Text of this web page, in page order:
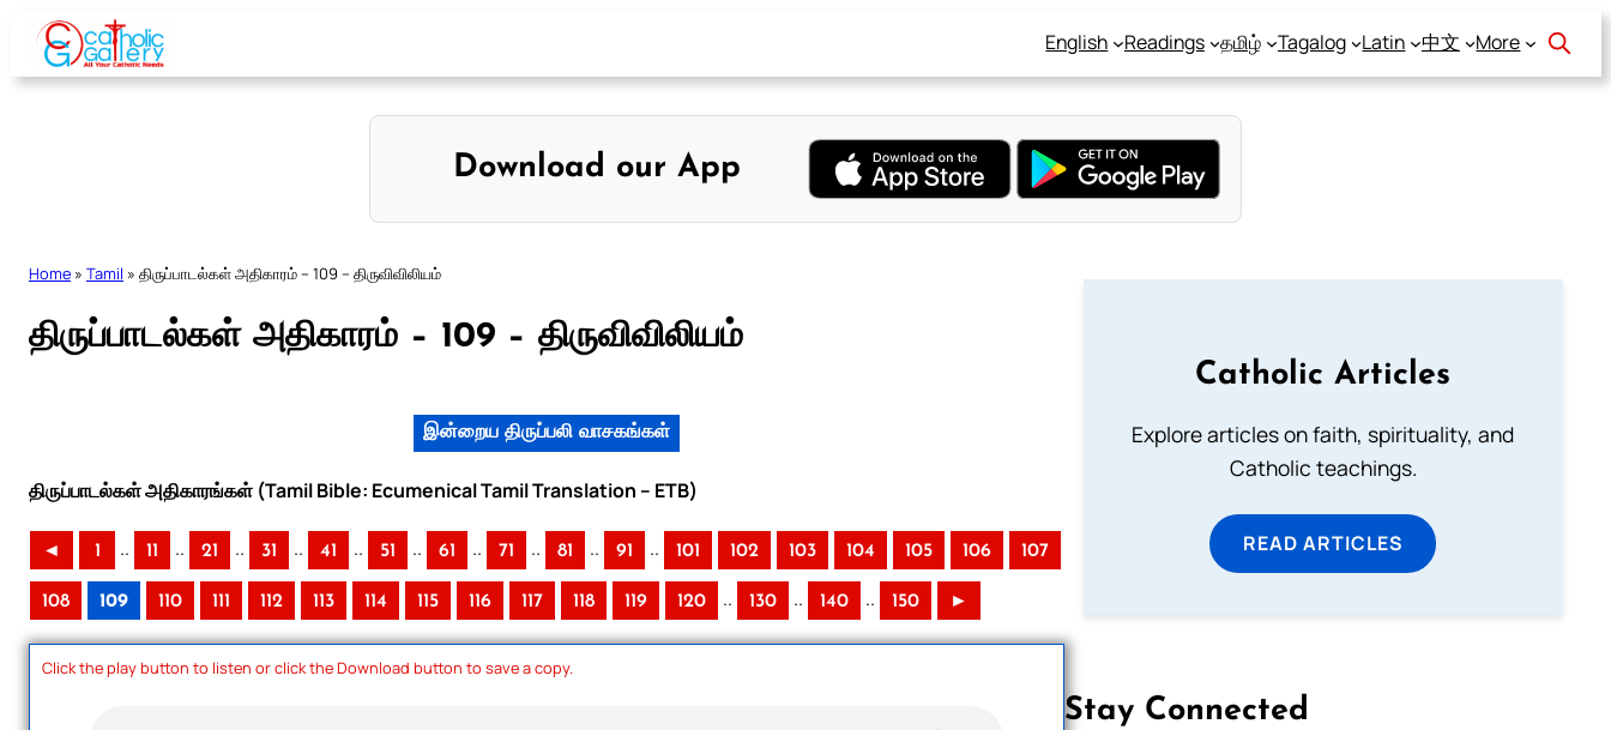
Skip
content
English Readings தமிழ் Tagalog Latin 中文 More
Download our App
Home » Tamil » திருப்பாடல்கள் அதிகாரம் – 109 – திருவிவிலியம்
திருப்பாடல்கள் அதிகாரம் – 109 – திருவிவிலியம்
இன்றைய திருப்பலி வாசகங்கள்
திருப்பாடல்கள் அதிகாரங்கள் (Tamil Bible: Ecumenical Tamil Translation – ETB)
◄ 1 .. 11 .. 21 .. 31 .. 41 .. 51 .. 61 .. 71 .. 81 .. 91 .. 101 102 103 104 105 106 107
108 109 110 111 112 113 114 115 116 117 118 119 120 .. 130 .. 140 .. 150 ►
Click the play button to listen or click the Download button to save a copy.
Catholic Articles
Explore articles on faith, spirituality, and
Catholic teachings.
READ ARTICLES
Stay Connected